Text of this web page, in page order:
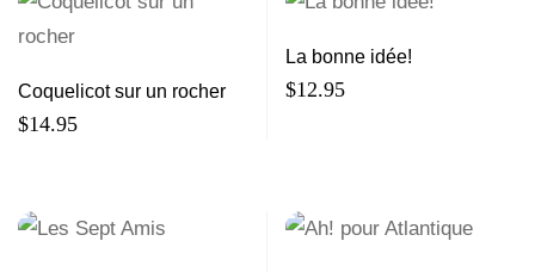
Coquelicot sur un rocher
$14.95
La bonne idée!
$12.95